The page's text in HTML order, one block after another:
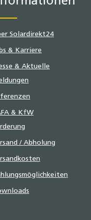
Solardirekt24
& Karriere
& Aktuelle
& KfW
/ Abholung